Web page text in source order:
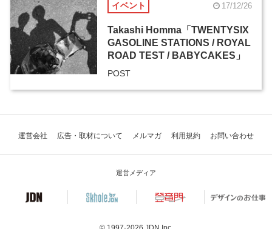
イベント 17/12/26
Takashi Homma「TWENTYSIX
GASOLINE STATIONS / ROYAL
ROAD TEST / BABYCAKES」
POST
運営会社 広告・取材について メルマガ 利用規約 お問い合わせ
運営メディア